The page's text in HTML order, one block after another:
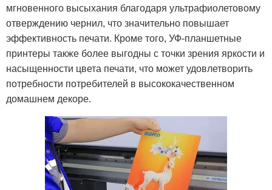
мгновенного высыхания благодаря ультрафиолетовому
отверждению чернил, что значительно повышает
эффективность печати. Кроме того, УФ-планшетные
принтеры также более выгодны с точки зрения яркости и
насыщенности цвета печати, что может удовлетворить
потребности потребителей в высококачественном
домашнем декоре.